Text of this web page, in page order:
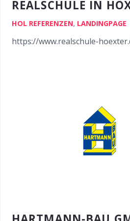
REALSCHULE IN
HOL REFERENZEN, LANDINGPAGE
https://www.realschule-